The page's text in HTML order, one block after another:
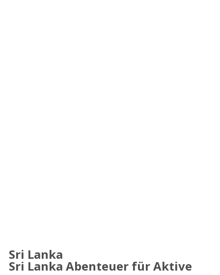
Sri Lanka
Sri Lanka Abenteuer für Aktive